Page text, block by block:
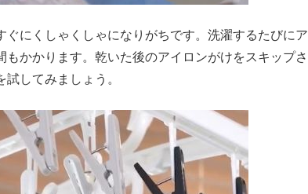
にくしゃくしゃになりがちです。洗濯するたびにア
かかります。乾いた後のアイロンがけをスキップさ
してみましょう。